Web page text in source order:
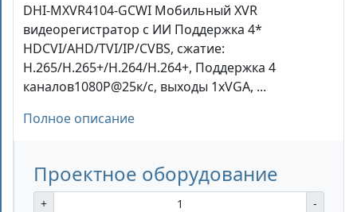
DHI-MXVR4104-GCWI Мобильный XVR
видеорегистратор c ИИ Поддержка 4*
HDCVI/AHD/TVI/IP/CVBS, сжатие:
H.265/H.265+/H.264/H.264+, Поддержка 4
каналов1080P@25к/с, выходы 1xVGA, ...
Полное описание
Проектное оборудование
+ -